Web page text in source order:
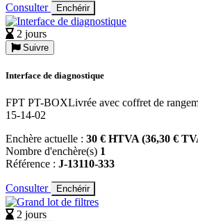
Consulter Enchérir
2 jours
Suivre
Interface de diagnostique
FPT PT-BOXLivrée avec coffret de
15-14-02
Enchère actuelle : 30 € HTVA (36,30 €
Nombre d'enchère(s) 1
Référence : J-13110-333
Consulter Enchérir
2 jours